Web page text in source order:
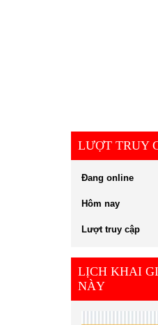
LƯỢT TRUY
Đang online
Hôm nay
Lượt truy cập
LỊCH KHAI
NÀY